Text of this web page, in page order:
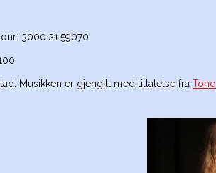
3000.21.59070
Musikken er gjengitt med tillatelse fraTono